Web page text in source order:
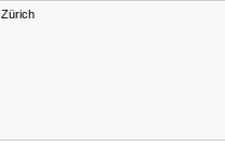
Zürich